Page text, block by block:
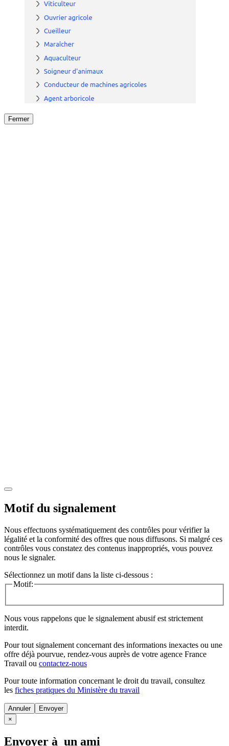
Fermer
Motif du signalement
Nous effectuons systématiquement des contrôles pour vérifier la
légalité et la conformité des offres que nous diffusons. Si malgré ces
contrôles vous constatez des contenus inappropriés, vous pouvez
nous le signaler.
Sélectionnez un motif dans la liste ci-dessous :
Motif:
Nous vous rappelons que le signalement abusif est strictement
interdit.
Pour tout signalement concernant des informations inexactes ou une
offre déjà pourvue, rendez-vous auprès de votre agence France
Travail ou contactez-nous
Pour toute information concernant le droit du travail, consultez
les fiches pratiques du Ministère du travail
Annuler
×
Envoyer à un ami